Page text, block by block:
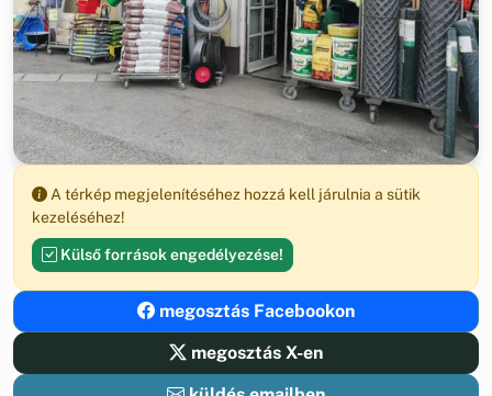
A térkép megjelenítéséhez hozzá kell járulnia a sütik
kezeléséhez!
Külső források engedélyezése!
megosztás Facebookon
megosztás X-en